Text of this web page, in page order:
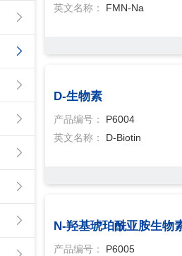
英文名称：
FMN-Na
D-生物素
产品编号：
P6004
英文名称：
D-Biotin
N-羟基琥珀酰亚胺生物
产品编号：
P6005